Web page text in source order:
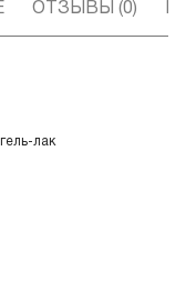
ОТЗЫВЫ (0)
лак